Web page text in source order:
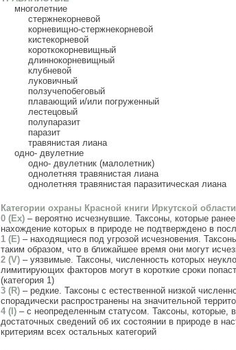
многолетние
стержнекорневой
корневищно-стержнекорневой
кистекорневой
короткокорневищный
длиннокорневищный
клубневой
луковичный
ползучепобеговый
плавающий и/или погруженный
лестецовый
полупаразит
паразит
травянистая лиана
одно- двулетние
одно- двулетник (малолетник)
однолетняя травянистая лиана
однолетняя травянистая паразитическая лиана
Категории охраны Красной книги Иркутской
0 (Ex) – вероятно исчезнувшие. Таксоны, которые
нахождение которых в природе не подтверждено в
1 (E) – находящиеся под угрозой исчезновения.
таким образом, что в ближайшее время они могут
2 (V) – уязвимые. Таксоны, численность которых
лимитирующих факторов могут в короткие сроки
(категория 1)
3 (R) – редкие. Таксоны с естественной низкой
спорадически распространены на значительной
4 (I) – с неопределенным статусом. Таксоны, которые,
достаточных сведений об их состоянии в природе в
критериям всех остальных категорий